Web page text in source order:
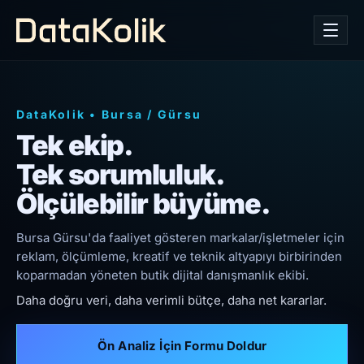
DataKolik • Bursa / Gürsu
Tek ekip.
Tek sorumluluk.
Ölçülebilir büyüme.
Bursa Gürsu'da faaliyet gösteren markalar/işletmeler için
reklam, ölçümleme, kreatif ve teknik altyapıyı birbirinden
koparmadan yöneten butik dijital danışmanlık ekibi.
Daha doğru veri, daha verimli bütçe, daha net kararlar.
Ön Analiz İçin Formu Doldur